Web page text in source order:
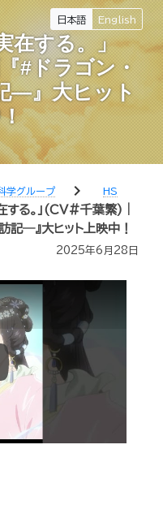
日本語 English
在する。」
#ドラゴン・
―』大ヒット
学グループ chevron_right
HS
する。」(CV#千葉繁)｜
記―』大ヒット上映中！
2025年6月28日